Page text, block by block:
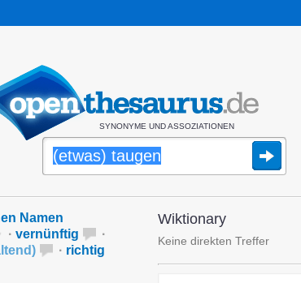
SYNONYME UND ASSOZIATIONEN
Namen
· vernünftig
·
) · richtig
Wiktionary
Keine direkten Treffer